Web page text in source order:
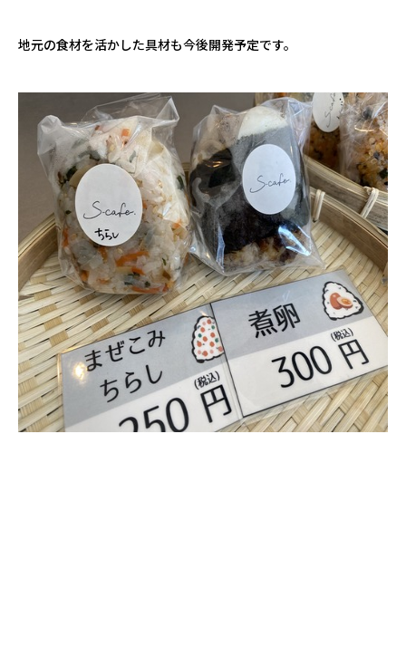
地元の食材を活かした具材も今後開発予定です。